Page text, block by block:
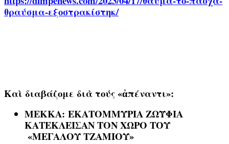
θραύσμα-εξοστρακίστηκ/
Καὶ διαβάζομε διὰ τούς «ἀπέναντι»:
ΜΕΚΚΑ: ΕΚΑΤΟΜΜΥΡΙΑ ΖΩΫΦΙΑ
ΚΑΤΕΚΛΕΙΣΑΝ ΤΟΝ ΧΩΡΟ ΤΟΥ
«ΜΕΓΑΛΟΥ ΤΖΑΜΙΟΥ»